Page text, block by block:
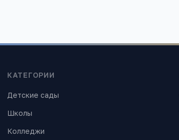
КАТЕГОРИИ
Детские сады
Школы
Колледжи